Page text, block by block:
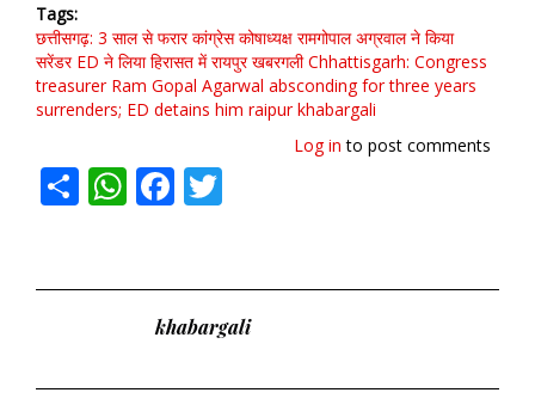
Tags
छत्तीसगढ़: 3 साल से फरार कांग्रेस कोषाध्यक्ष रामगोपाल अग्रवाल ने किया
सरेंडर ED ने लिया हिरासत में रायपुर खबरगली Chhattisgarh: Congress
treasurer Ram Gopal Agarwal absconding for three years
surrenders; ED detains him raipur khabargali
Log in to post comments
ShareWhatsApp
Facebook
khabargali